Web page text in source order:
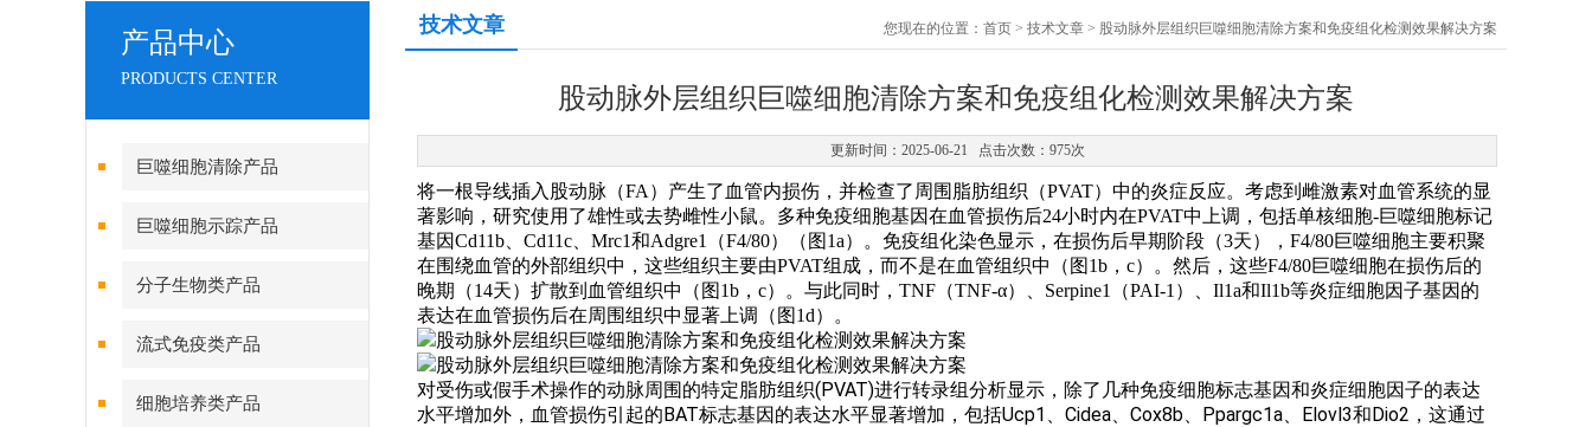
产品中心
PRODUCTS CENTER
巨噬细胞清除产品
巨噬细胞示踪产品
分子生物类产品
流式免疫类产品
细胞培养类产品
技术文章 您现在的位置： 首页 > 技术文章 > 股动脉外层组织巨噬细胞清除方案和免疫组化检测效果解决方案
股动脉外层组织巨噬细胞清除方案和免疫组化检测效果解决方案
更新时间：2025-06-21 点击次数：975次
将一根导线插入股动脉（FA）产生了血管内损伤，并检查了周围脂肪组织（PVAT）中的炎症反应。考虑到雌激素对血管系统的显
著影响，研究使用了雄性或去势雌性小鼠。多种免疫细胞基因在血管损伤后24小时内在PVAT中上调，包括单核细胞-巨噬细胞标记
基因Cd11b、Cd11c、Mrc1和Adgre1（F4/80）（图1a）。免疫组化染色显示，在损伤后早期阶段（3天），F4/80巨噬细胞主要积聚
在围绕血管的外部组织中，这些组织主要由PVAT组成，而不是在血管组织中（图1b，c）。然后，这些F4/80巨噬细胞在损伤后的
晚期（14天）扩散到血管组织中（图1b，c）。与此同时，TNF（TNF-α）、Serpine1（PAI-1）、Il1a和Il1b等炎症细胞因子基因的
表达在血管损伤后在周围组织中显著上调（图1d）。
对受伤或假手术操作的动脉周围的特定脂肪组织(PVAT)进行转录组分析显示，除了几种免疫细胞标志基因和炎症细胞因子的表达
水平增加外，血管损伤引起的BAT标志基因的表达水平显著增加，包括Ucp1、Cidea、Cox8b、Ppargc1a、Elovl3和Dio2，这通过